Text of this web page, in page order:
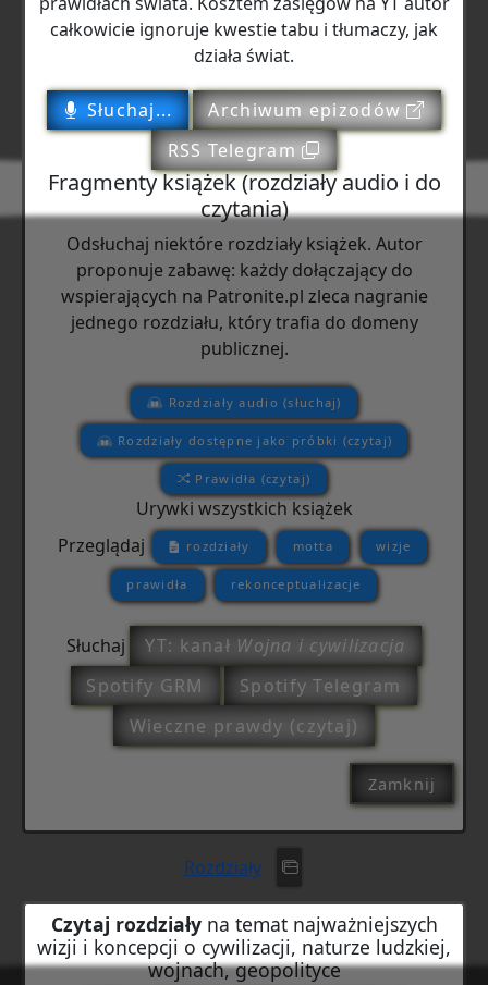
całkowicie ignoruje kwestie tabu i tłumaczy, jak
działa świat.
Słuchaj...
Archiwum epizodów
RSS Telegram
Fragmenty książek (rozdziały audio i do
czytania)
Odsłuchaj niektóre rozdziały książek. Autor
proponuje zabawę: każdy dołączający do
wspierających na Patronite.pl zleca nagranie
jednego rozdziału, który trafia do domeny
publicznej.
Rozdziały audio (słuchaj)
Rozdziały dostępne jako próbki (czytaj)
Prawidła (czytaj)
Urywki wszystkich książek
Przeglądaj
rozdziały motta wizje
prawidła rekonceptualizacje
Słuchaj YT: kanał Wojna i cywilizacja
Spotify GRM
Spotify Telegram
Wieczne prawdy (czytaj)
Zamknij
Rozdziały
Czytaj rozdziałyna temat najważniejszych
wizji i koncepcji o cywilizacji, naturze ludzkiej,
wojnach, geopolityce